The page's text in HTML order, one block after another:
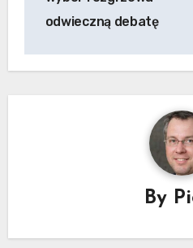
odwieczną debatę
By